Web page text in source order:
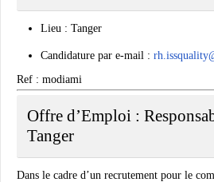
Lieu : Tanger
Candidature par e-mail :
Ref : modiami
Offre d’Emploi :
Tanger
Dans le cadre d’un recrutement pour le